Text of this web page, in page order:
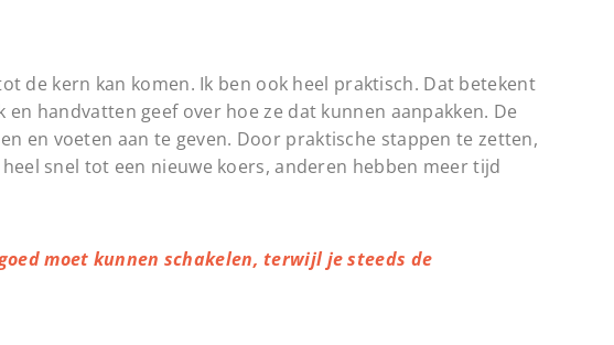
de kern kan komen. Ik ben ook heel praktisch. Dat betekent
handvatten geef over hoe ze dat kunnen aanpakken. De
en voeten aan te geven. Door praktische stappen te zetten,
snel tot een nieuwe koers, anderen hebben meer tijd
moet kunnen schakelen, terwijl je steeds de